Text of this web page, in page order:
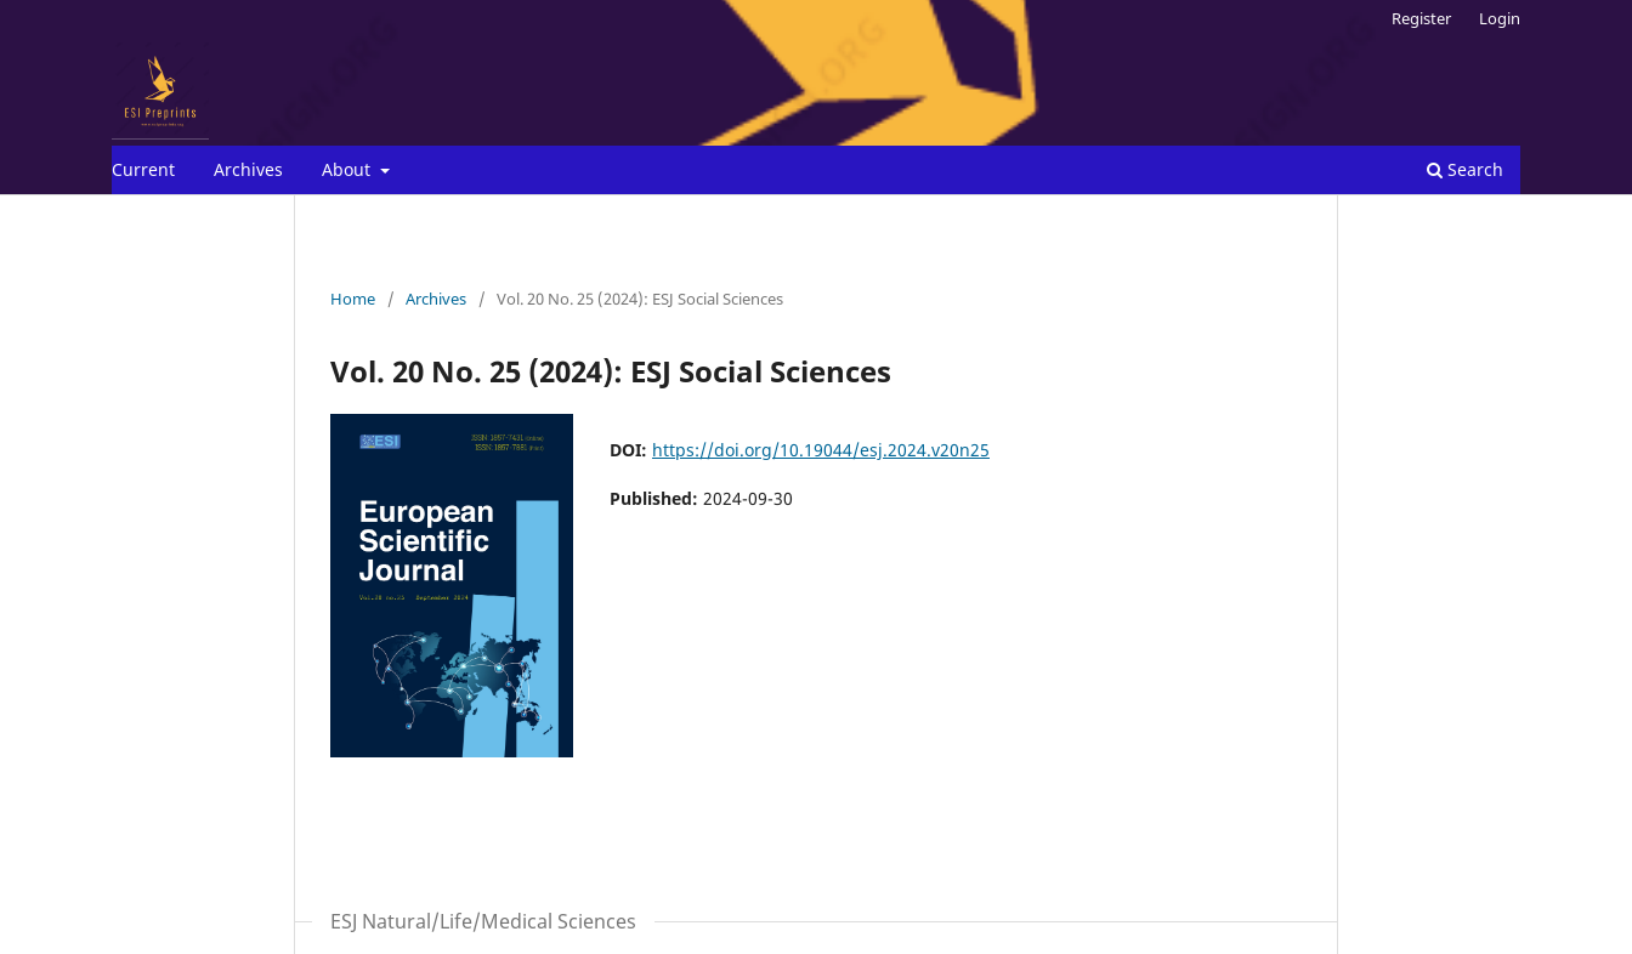
Current Archives About Search
Register Login
Home / Archives / Vol. 20 No. 25 (2024): ESJ Social Sciences
Vol. 20 No. 25 (2024): ESJ Social Sciences
DOI: https://doi.org/10.19044/esj.2024.v20n25
Published: 2024-09-30
ESJ Natural/Life/Medical Sciences